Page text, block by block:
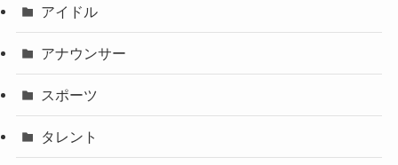
アイドル
アナウンサー
スポーツ
タレント